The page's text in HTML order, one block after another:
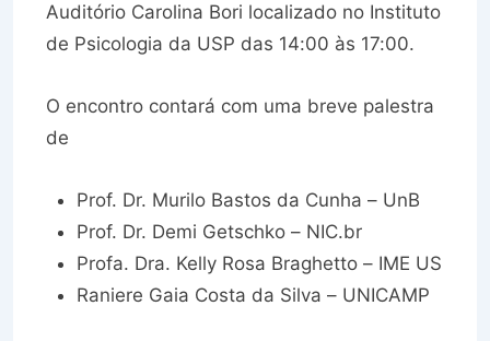
Auditório Carolina Bori localizado no Instituto
de Psicologia da USP das 14:00 às 17:00.
O encontro contará com uma breve palestra
de
Prof. Dr. Murilo Bastos da Cunha – UnB
Prof. Dr. Demi Getschko – NIC.br
Profa. Dra. Kelly Rosa Braghetto – IME US
Raniere Gaia Costa da Silva – UNICAMP